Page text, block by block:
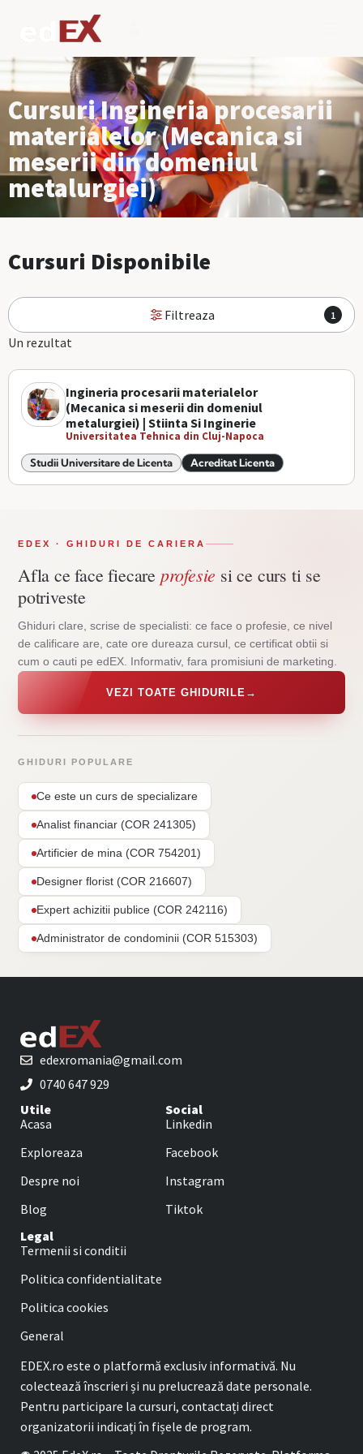
Cursuri Ingineria procesarii
materialelor (Mecanica si
meserii din domeniul
metalurgiei)
Cursuri Disponibile
Filtreaza 1
Un rezultat
Ingineria procesarii materialelor
(Mecanica si meserii din domeniul
metalurgiei) | Stiinta Si Inginerie
Universitatea Tehnica din Cluj-Napoca
Studii Universitare de Licenta Acreditat Licenta
EDEX · GHIDURI DE CARIERA
Afla ce face fiecare profesie si ce curs ti se
potriveste
Ghiduri clare, scrise de specialisti: ce face o profesie, ce nivel
de calificare are, cate ore dureaza cursul, ce certificat obtii si
cum o cauti pe edEX. Informativ, fara promisiuni de marketing.
VEZI TOATE GHIDURILE →
GHIDURI POPULARE
Ce este un curs de specializare
Analist financiar (COR 241305)
Artificier de mina (COR 754201)
Designer florist (COR 216607)
Expert achizitii publice (COR 242116)
Administrator de condominii (COR 515303)
edexromania@gmail.com
0740 647 929
Utile
Acasa
Exploreaza
Despre noi
Blog
Social
Linkedin
Facebook
Instagram
Tiktok
Legal
Termenii si conditii
Politica confidentialitate
Politica cookies
General
EDEX.ro este o platformă exclusiv informativă. Nu
colectează înscrieri și nu prelucrează date personale.
Pentru participare la cursuri, contactați direct
organizatorii indicați în fișele de program.